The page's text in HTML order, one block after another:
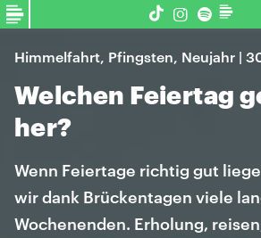
Himmelfahrt, Pfingsten, Neujahr |
Welchen Feiertag
her?
Wenn Feiertage richtig gut
wir dank Brückentagen viele
Wochenenden. Erholung,